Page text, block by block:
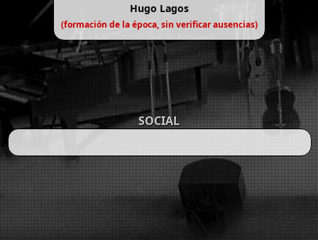
Hugo Lagos
(formación de la época, sin verificar ausencias)
SOCIAL